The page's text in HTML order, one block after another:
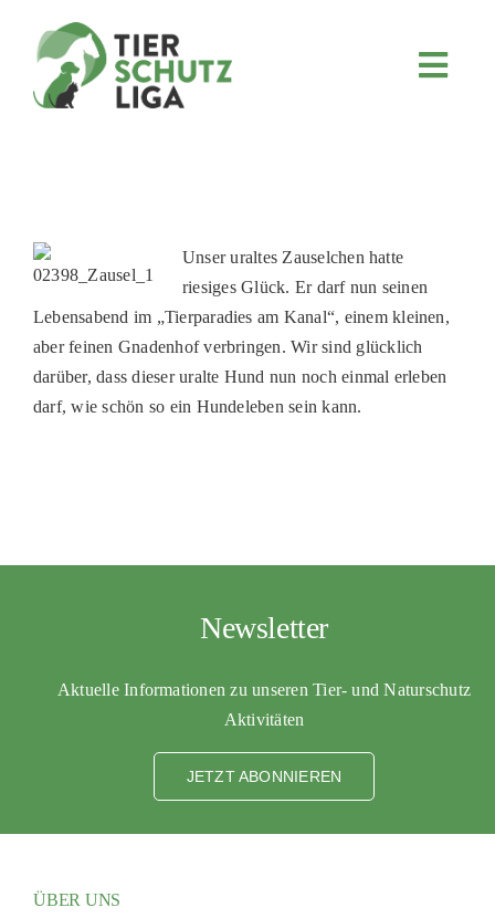
MITMACHEN
FÖRDERN & VERERBEN
KOOPERATIONEN
HELFER WERDEN
Unser uraltes Zauselchen hatte
riesiges Glück. Er darf nun seinen
Lebensabend im „Tierparadies am Kanal“, einem kleinen,
aber feinen Gnadenhof verbringen. Wir sind glücklich
darüber, dass dieser uralte Hund nun noch einmal erleben
darf, wie schön so ein Hundeleben sein kann.
Newsletter
Aktuelle Informationen zu unseren Tier- und Naturschutz
Aktivitäten
JETZT ABONNIEREN
ÜBER UNS